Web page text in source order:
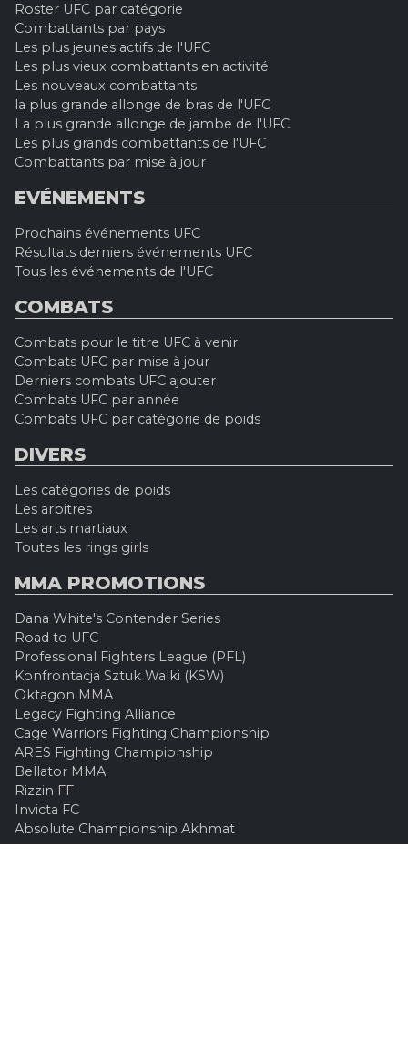
Roster UFC par catégorie
Combattants par pays
Les plus jeunes actifs de l'UFC
Les plus vieux combattants en activité
Les nouveaux combattants
la plus grande allonge de bras de l'UFC
La plus grande allonge de jambe de l'UFC
Les plus grands combattants de l'UFC
Combattants par mise à jour
EVÉNEMENTS
Prochains événements UFC
Résultats derniers événements UFC
Tous les événements de l'UFC
COMBATS
Combats pour le titre UFC à venir
Combats UFC par mise à jour
Derniers combats UFC ajouter
Combats UFC par année
Combats UFC par catégorie de poids
DIVERS
Les catégories de poids
Les arbitres
Les arts martiaux
Toutes les rings girls
MMA PROMOTIONS
Dana White's Contender Series
Road to UFC
Professional Fighters League (PFL)
Konfrontacja Sztuk Walki (KSW)
Oktagon MMA
Legacy Fighting Alliance
Cage Warriors Fighting Championship
ARES Fighting Championship
Bellator MMA
Rizzin FF
Invicta FC
Absolute Championship Akhmat